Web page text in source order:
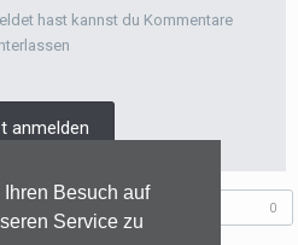
Besuch auf
Service zu
hast kannst du Kommentare
anmelden
0